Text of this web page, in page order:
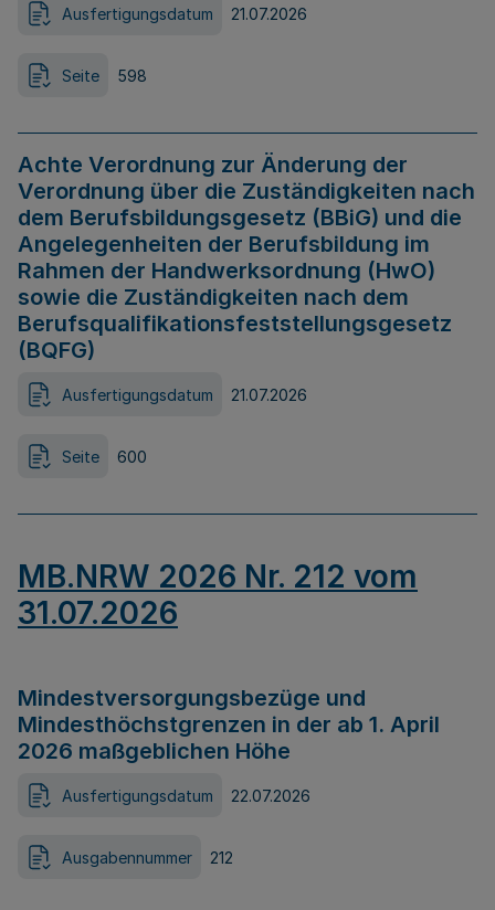
Ausfertigungsdatum 21.07.2026
Seite 598
Achte Verordnung zur Änderung der
Verordnung über die Zuständigkeiten nach
dem Berufsbildungsgesetz (BBiG) und die
Angelegenheiten der Berufsbildung im
Rahmen der Handwerksordnung (HwO)
sowie die Zuständigkeiten nach dem
Berufsqualifikationsfeststellungsgesetz
(BQFG)
Ausfertigungsdatum 21.07.2026
Seite 600
MB.NRW 2026 Nr. 212 vom
31.07.2026
Mindestversorgungsbezüge und
Mindesthöchstgrenzen in der ab 1. April
2026 maßgeblichen Höhe
Ausfertigungsdatum 22.07.2026
Ausgabennummer 212